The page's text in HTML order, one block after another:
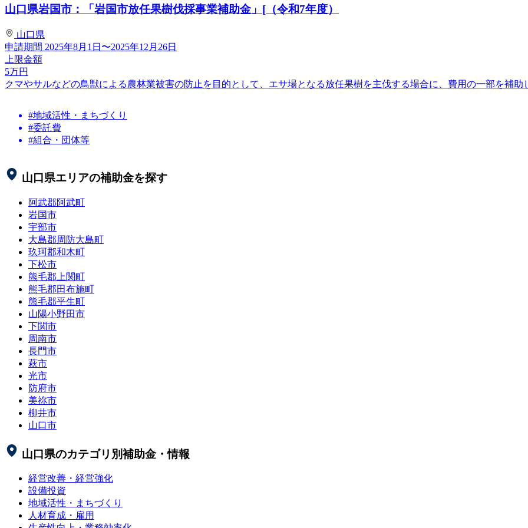
山口県岩国市：「岩国市放任果樹伐採事業補助金」[（令和7年度）
山口県
申請期間 2025年8月1日〜2025年12月26日
上限金額
5万円
クマやサルなどの鳥獣による農林業被害の防止を目的として、エサ場となる放任果樹を主伐する場合に、費用の一部を補助
#地域活性・まちづくり
#委託費
#組合・団体等
山口県エリアの補助金を探す
阿武郡阿武町
岩国市
宇部市
大島郡周防大島町
玖珂郡和木町
下松市
熊毛郡上関町
熊毛郡田布施町
熊毛郡平生町
山陽小野田市
下関市
周南市
長門市
萩市
光市
防府市
美祢市
柳井市
山口市
山口県のカテゴリ別補助金・情報
経営改善・経営強化
設備投資
地域活性・まちづくり
人材育成・雇用